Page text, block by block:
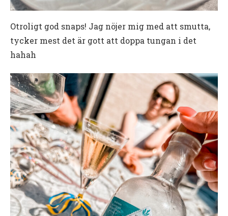
Otroligt god snaps! Jag nöjer mig med att smutta,
tycker mest det är gott att doppa tungan i det
hahah